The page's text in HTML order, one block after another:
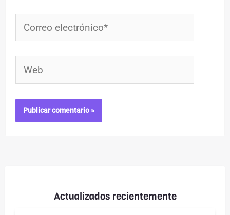
Actualizados recientemente
Correo
electrónico*
Web